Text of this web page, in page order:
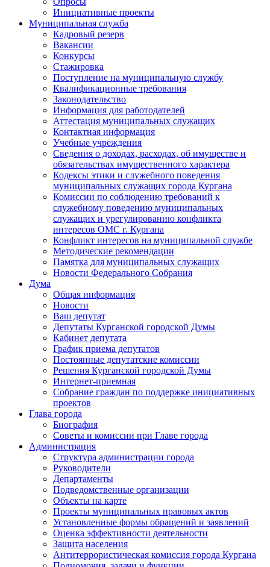
Инициативные проекты
Муниципальная служба
Кадровый резерв
Вакансии
Конкурсы
Стажировка
Поступление на муниципальную службу
Квалификационные требования
Законодательство
Информация для работодателей
Аттестация муниципальных служащих
Контактная информация
Учебные учреждения
Сведения о доходах, расходах, об имуществе и
обязательствах имущественного характера
Кодексы этики и служебного поведения
муниципальных служащих города Кургана
Комиссии по соблюдению требований к
служебному поведению муниципальных
служащих и урегулированию конфликта
интересов ОМС г. Кургана
Конфликт интересов на муниципальной службе
Методические рекомендации
Памятка для муниципальных служащих
Новости Федерального Cобрания
Дума
Общая информация
Новости
Ваш депутат
Депутаты Курганской городской Думы
Кабинет депутата
График приема депутатов
Постоянные депутатские комиссии
Решения Курганской городской Думы
Интернет-приемная
Собрание граждан по поддержке инициативных
проектов
Глава города
Биография
Советы и комиссии при Главе города
Администрация
Структура администрации города
Руководители
Департаменты
Подведомственные организации
Объекты на карте
Проекты муниципальных правовых актов
Установленные формы обращений и заявлений
Оценка эффективности деятельности
Защита населения
Антитеррористическая комиссия города Кургана